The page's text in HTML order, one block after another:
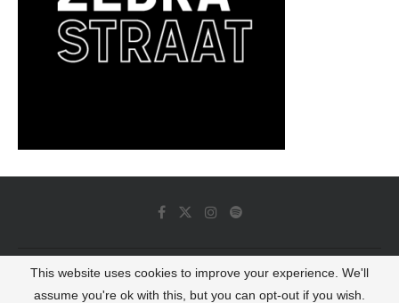
© 2022 - Luminous Dash All Rights Reserved
This website uses cookies to improve your experience. We'll
assume you're ok with this, but you can opt-out if you wish.